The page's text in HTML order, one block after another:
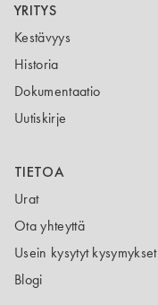
YRITYS
Kestävyys
Historia
Dokumentaatio
Uutiskirje
TIETOA
Urat
Ota yhteyttä
Usein kysytyt kysymykset
Blogi